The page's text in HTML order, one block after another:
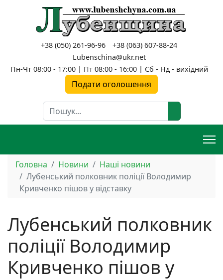
+38 (050) 261-96-96
+38 (063) 607-88-24
Lubenschina@ukr.net
Пн-Чт 08:00 - 17:00 | Пт 08:00 - 16:00 | Сб - Нд - вихідний
Подати оголошення
Пошук
Головна Новини
Наші новини
Лубенський полковник поліції Володимир
Кривченко пішов у відставку
Лубенський полковник
поліції Володимир
Кривченко пішов у